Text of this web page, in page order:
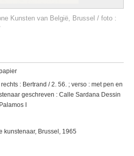
Kunsten van België, Brussel / foto :
: Bertrand / 2. 56. ; verso : met pen en
geschreven : Calle Sardana Dessin
I
kunstenaar, Brussel, 1965